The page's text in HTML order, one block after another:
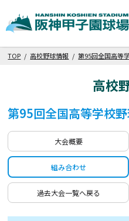
TOP /高校野球情報 /第95回全国高等
高校
第95回全国高等学校
大会概要
組み合わせ
過去大会一覧へ戻る